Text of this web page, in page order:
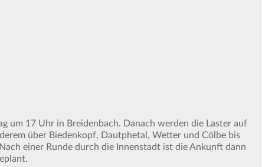
um 17 Uhr in Breidenbach. Danach werden die Laster auf
über Biedenkopf, Dautphetal, Wetter und Cölbe bis
einer Runde durch die Innenstadt ist die Ankunft dann